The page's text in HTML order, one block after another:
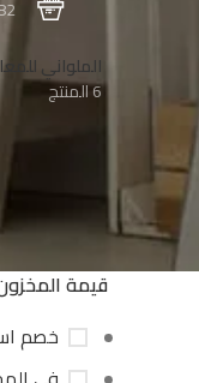
82
الملواني
6 المنتج
قيمة
خصم